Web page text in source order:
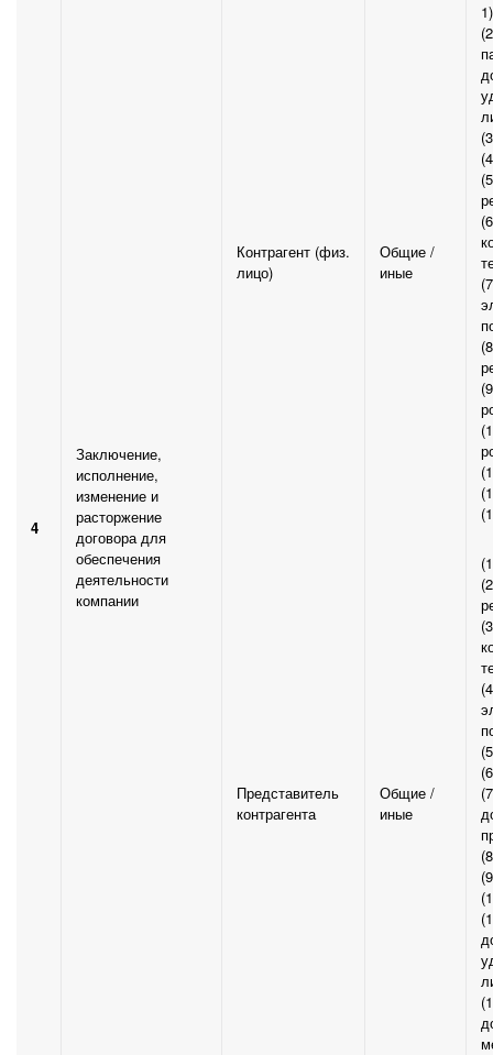
4
Заключение,
исполнение,
изменение и
расторжение
договора для
обеспечения
деятельности
компании
Контрагент (физ.
лицо)
Общие /
иные
Представитель
контрагента
Общие /
иные